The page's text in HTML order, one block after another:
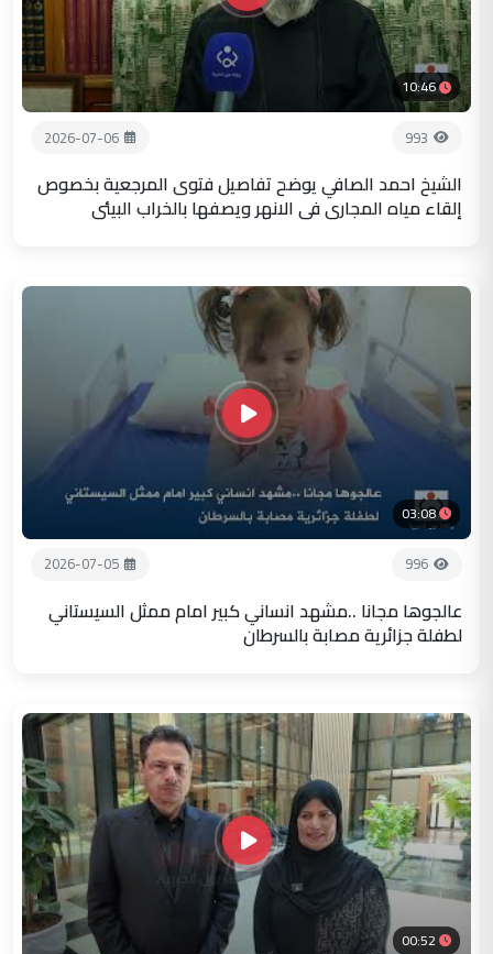
10:46
993
2026-07-06
الشيخ احمد الصافي يوضح تفاصيل فتوى المرجعية بخصوص
إلقاء مياه المجاري في الانهر ويصفها بالخراب البيئي
03:08
996
2026-07-05
عالجوها مجانا ..مشهد انساني كبير امام ممثل السيستاني
لطفلة جزائرية مصابة بالسرطان
00:52